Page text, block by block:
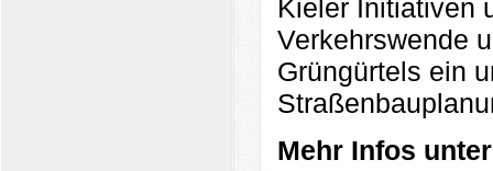
Kieler Initiativen
Verkehrswende
Grüngürtels ein
Mehr Infos